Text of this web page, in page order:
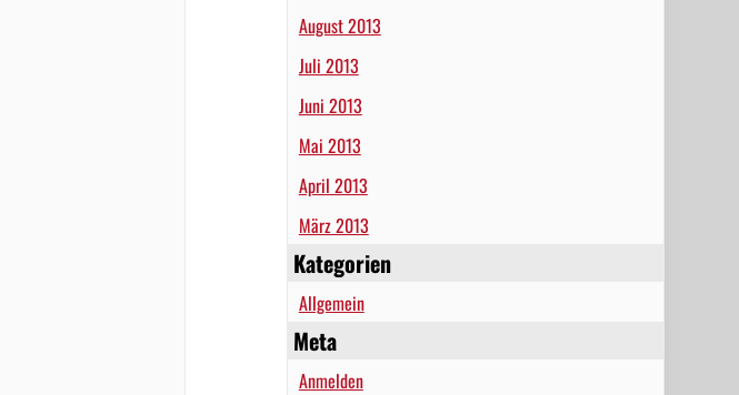
August 2013
Juli 2013
Juni 2013
Mai 2013
April 2013
März 2013
Kategorien
Allgemein
Meta
Anmelden